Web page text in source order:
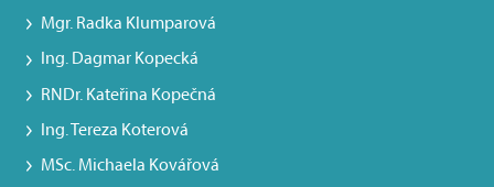
Mgr. Radka Klumparová
Ing. Dagmar Kopecká
RNDr. Kateřina Kopečná
Ing. Tereza Koterová
MSc. Michaela Kovářová